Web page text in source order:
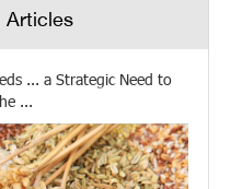
Articles
... a Strategic Need to
...